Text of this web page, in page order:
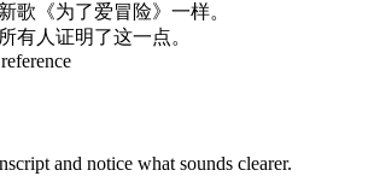
新歌 《为了爱冒险》 一样。
所有人证明了这一点。
and notice what sounds clearer.